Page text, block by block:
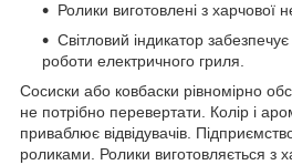
Ролики виготовлені з харчової
Світловий індикатор
роботи електричного гриля.
Сосиски або ковбаски рівномірно
не потрібно перевертати. Колір і
приваблює відвідувачів.
роликами. Ролики виготовляється з